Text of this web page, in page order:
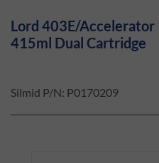
Lord 403E/
415ml Dual Cartridge
Silmid P/N: P0170209